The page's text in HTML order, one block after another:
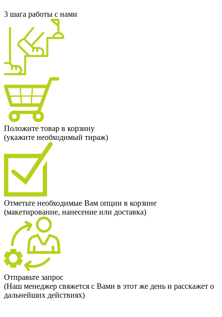
3 шага работы с нами
Положите товар в корзину
(укажите необходимый тираж)
Отметьте необходимые Вам опции в корзине
(макетирование, нанесение или доставка)
Отправьте запрос
(Наш менеджер свяжется с Вами в этот же день и расскажет о
дальнейших действиях)